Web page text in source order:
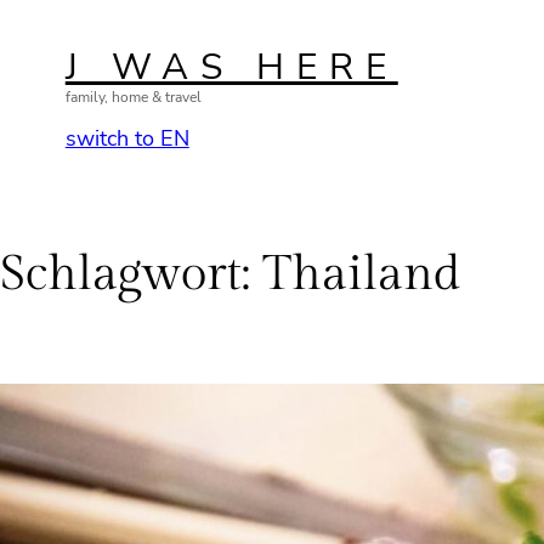
springenJ WAS HERE
family, home & travel
switch to EN
Schlagwort: Thailand